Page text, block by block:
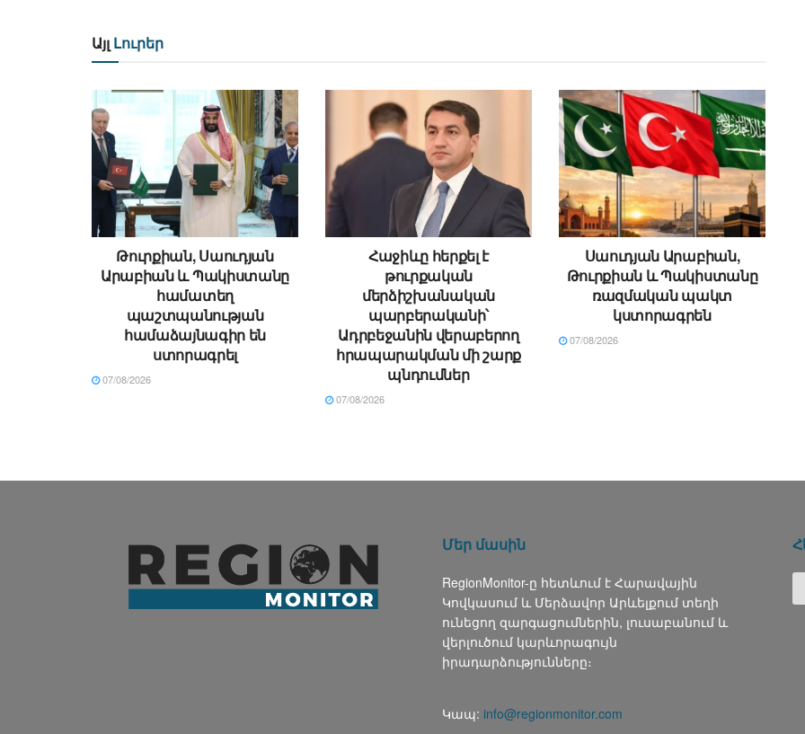
Այլ Լուրեր
Թուրքիան, Սաուդյան
Արաբիան և Պակիստանը
համատեղ
պաշտպանության
համաձայնագիր են
ստորագրել
07/08/2026
Հաջիևը հերքել է
թուրքական
մերձիշխանական
պարբերականի՝
Ադրբեջանին վերաբերող
հրապարակման մի շարք
պնդումներ
07/08/2026
Սաուդյան Արաբիան,
Թուրքիան և Պակիստանը
ռազմական պակտ
կստորագրեն
07/08/2026
Մեր մասին
RegionMonitor-ը հետևում է Հարավային
Կովկասում և Մերձավոր Արևելքում տեղի
ունեցող զարգացումներին, լուսաբանում և
վերլուծում կարևորագույն
իրադարձությունները։
Կապ: info@regionmonitor.com